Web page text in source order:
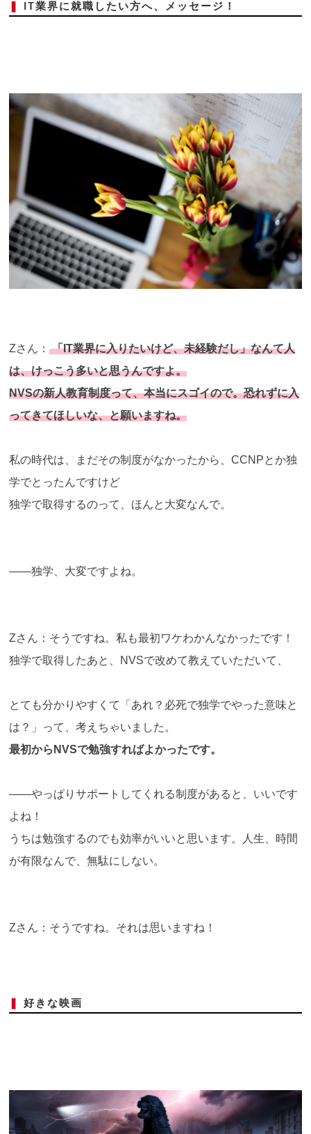
IT業界に就職したい方へ、メッセージ！
Zさん：「IT業界に入りたいけど、未経験だし」なんて人
は、けっこう多いと思うんですよ。
NVSの新人教育制度って、本当にスゴイので。恐れずに入
ってきてほしいな、と願いますね。
私の時代は、まだその制度がなかったから、CCNPとか独
学でとったんですけど
独学で取得するのって、ほんと大変なんで。
――独学、大変ですよね。
Zさん：そうですね。私も最初ワケわかんなかったです！
独学で取得したあと、NVSで改めて教えていただいて、
とても分かりやすくて「あれ？必死で独学でやった意味と
は？」って、考えちゃいました。
最初からNVSで勉強すればよかったです。
――やっぱりサポートしてくれる制度があると、いいです
よね！
うちは勉強するのでも効率がいいと思います。人生、時間
が有限なんで、無駄にしない。
Zさん：そうですね。それは思いますね！
❚好きな映画